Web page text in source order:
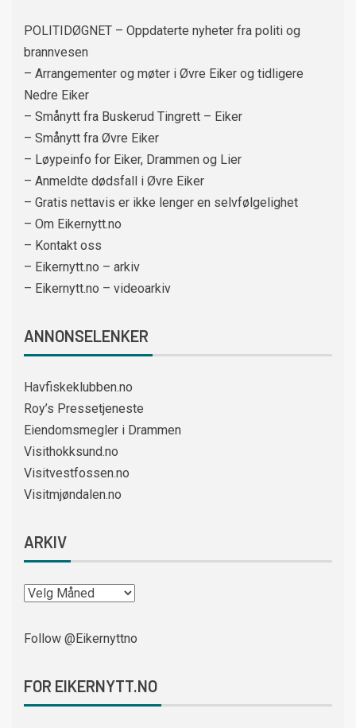
POLITIDØGNET – Oppdaterte nyheter fra politi og
brannvesen
– Arrangementer og møter i Øvre Eiker og tidligere
Nedre Eiker
– Smånytt fra Buskerud Tingrett – Eiker
– Smånytt fra Øvre Eiker
– Løypeinfo for Eiker, Drammen og Lier
– Anmeldte dødsfall i Øvre Eiker
– Gratis nettavis er ikke lenger en selvfølgelighet
– Om Eikernytt.no
– Kontakt oss
– Eikernytt.no – arkiv
– Eikernytt.no – videoarkiv
ANNONSELENKER
Havfiskeklubben.no
Roy’s Pressetjeneste
Eiendomsmegler i Drammen
Visithokksund.no
Visitvestfossen.no
Visitmjøndalen.no
ARKIV
Follow @Eikernyttno
FOR EIKERNYTT.NO